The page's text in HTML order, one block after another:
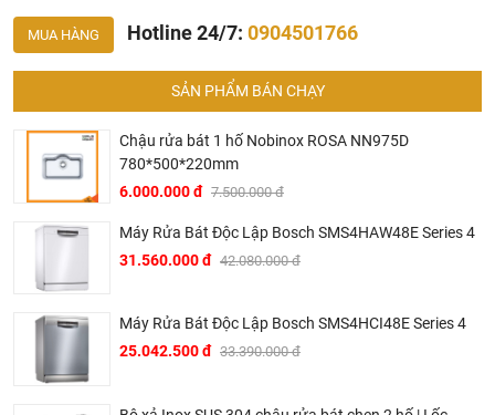
Bảng thông số kỹ thuật kệ liên hoàn Grob inox SUS304
Mã
hàng
Kích thước
(mm)
Khoang
tủ (mm)
Số
tầng
Giá bán
Giá
GO304
- 90L
trái)
(864-
964)*500*525
900-
1000
2
tầng
GO304
(Mở
(864-
964)*500*525
900-
1000
9.188.000
MUA HÀNG Hotline 24/7: 0904501766
SẢN PHẨM BÁN CHẠY
Chậu rửa bát 1 hố Nobinox ROSA NN975D
780*500*220mm
6.000.000 đ 7.500.000 đ
Máy Rửa Bát Độc Lập Bosch SMS4HAW48E Series 4
31.560.000 đ 42.080.000 đ
Máy Rửa Bát Độc Lập Bosch SMS4HCI48E Series 4
25.042.500 đ 33.390.000 đ